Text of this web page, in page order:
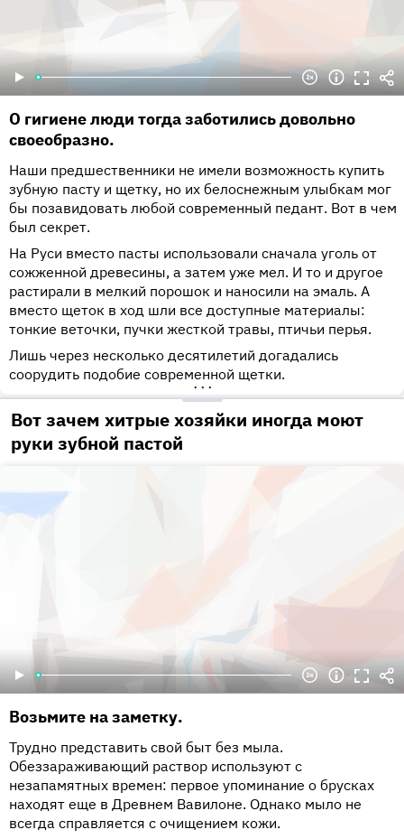
О гигиене люди тогда заботились довольно
своеобразно.
Наши предшественники не имели возможность купить
зубную пасту и щетку, но их белоснежным улыбкам мог
бы позавидовать любой современный педант. Вот в чем
был секрет.
На Руси вместо пасты использовали сначала уголь от
сожженной древесины, а затем уже мел. И то и другое
растирали в мелкий порошок и наносили на эмаль. А
вместо щеток в ход шли все доступные материалы:
тонкие веточки, пучки жесткой травы, птичьи перья.
Лишь через несколько десятилетий догадались
соорудить подобие современной щетки.
•••
Вот зачем хитрые хозяйки иногда моют
руки зубной пастой
Возьмите на заметку.
Трудно представить свой быт без мыла.
Обеззараживающий раствор используют с
незапамятных времен: первое упоминание о брусках
находят еще в Древнем Вавилоне. Однако мыло не
всегда справляется с очищением кожи.